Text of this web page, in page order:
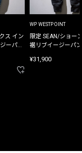
ス イン
ーパン
WP WESTPOINT
限定 SEAN/ショー
裾リブイージーパ
¥31,900